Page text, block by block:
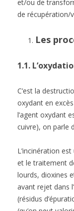
et/ou de
de récupération/
Les
1.1.
C’est la
oxydant en
l’agent oxydant
cuivre), on parle
L’incinération
et le traitement
lourds, dioxines
avant rejet dans
(résidus